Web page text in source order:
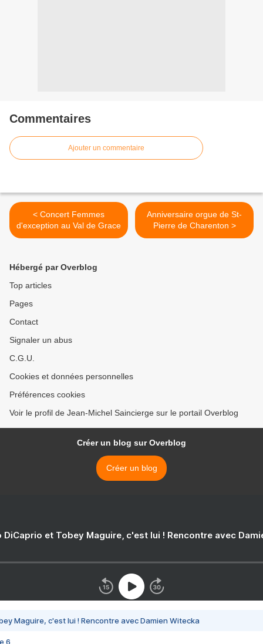
Commentaires
Ajouter un commentaire
< Concert Femmes
d'exception au Val de Grace
Anniversaire orgue de St-
Pierre de Charenton >
Hébergé par Overblog
Top articles
Pages
Contact
Signaler un abus
C.G.U.
Cookies et données personnelles
Préférences cookies
Voir le profil de Jean-Michel Saincierge sur le portail Overblog
Créer un blog sur Overblog
Créer un blog
DiCaprio et Tobey Maguire, c'est lui ! Rencontre avec
Maguire, c'est lui ! Rencontre avec Damien Witecka
6